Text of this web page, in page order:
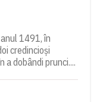
1491, în
credincioși
dobândi prunci....